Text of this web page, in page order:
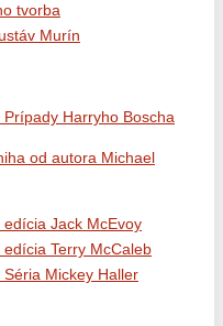
tvorba
Murín
Harryho Boscha
od autora Michael
Jack McEvoy
Terry McCaleb
Mickey Haller